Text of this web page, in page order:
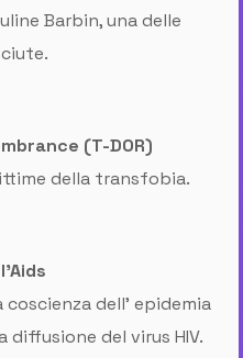
Barbin, una delle
(T-DOR)
della transfobia.
dell’ epidemia
diffusione del virus HIV.